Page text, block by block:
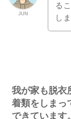
JUN
る
し
我が家も脱衣
着類をしまっ
できています。